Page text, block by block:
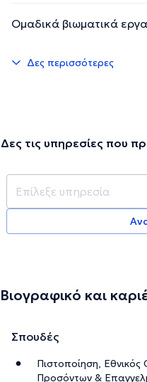
Ομαδικά βιωματικά
Δες περισσότερες
Δες τις υπηρεσίες που
Βιογραφικό και
Σπουδές
Πιστοποίηση,
Προσόντων &